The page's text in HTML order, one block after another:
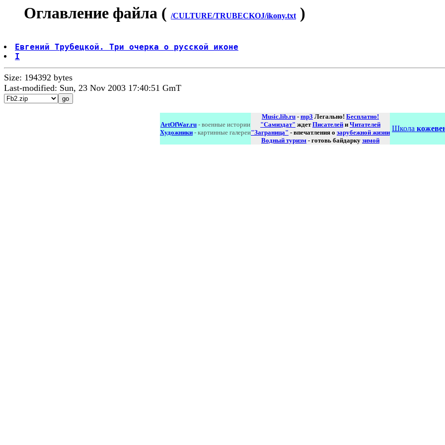
Оглавление файла ( /CULTURE/TRUBECKOJ/ikony.txt )
Евгений Трубецкой. Три очерка о русской иконе
I
Size: 194392 bytes
Last-modified: Sun, 23 Nov 2003 17:40:51 GmT
ArtOfWar.ru - военные истории
Художники - картинные галереи
Music.lib.ru - mp3 Легально! Бесплатно!
"Самиздат" ждетПисателей и Читателей
"Заграница" - впечатления о зарубежной жизни
Водный туризм - готовь байдарку зимой
Школа